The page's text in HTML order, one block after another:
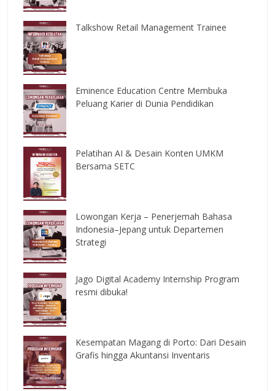
Talkshow Retail Management Trainee
Eminence Education Centre Membuka
Peluang Karier di Dunia Pendidikan
Pelatihan AI & Desain Konten UMKM
Bersama SETC
Lowongan Kerja – Penerjemah Bahasa
Indonesia–Jepang untuk Departemen
Strategi
Jago Digital Academy Internship Program
resmi dibuka!
Kesempatan Magang di Porto: Dari Desain
Grafis hingga Akuntansi Inventaris